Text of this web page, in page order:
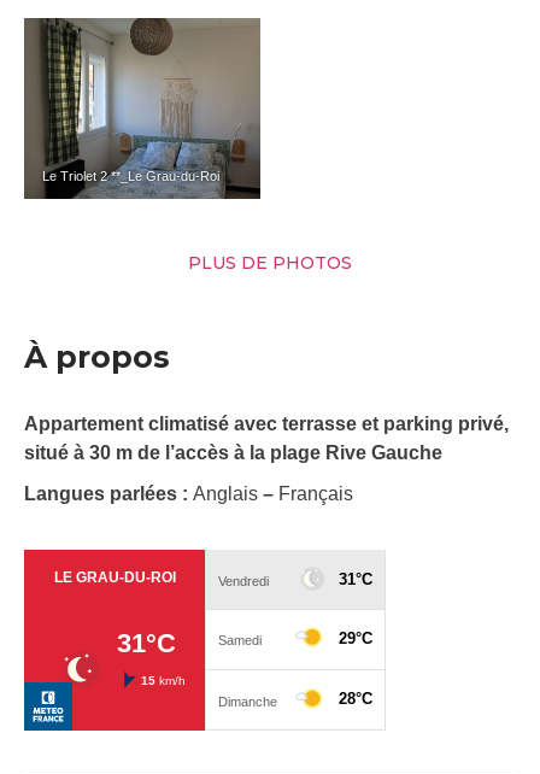
Le Triolet 2 **_Le Grau-du-Roi
PLUS DE PHOTOS
À propos
Appartement climatisé avec terrasse et parking privé,
situé à 30 m de l’accès à la plage Rive Gauche
Langues parlées : Anglais – Français